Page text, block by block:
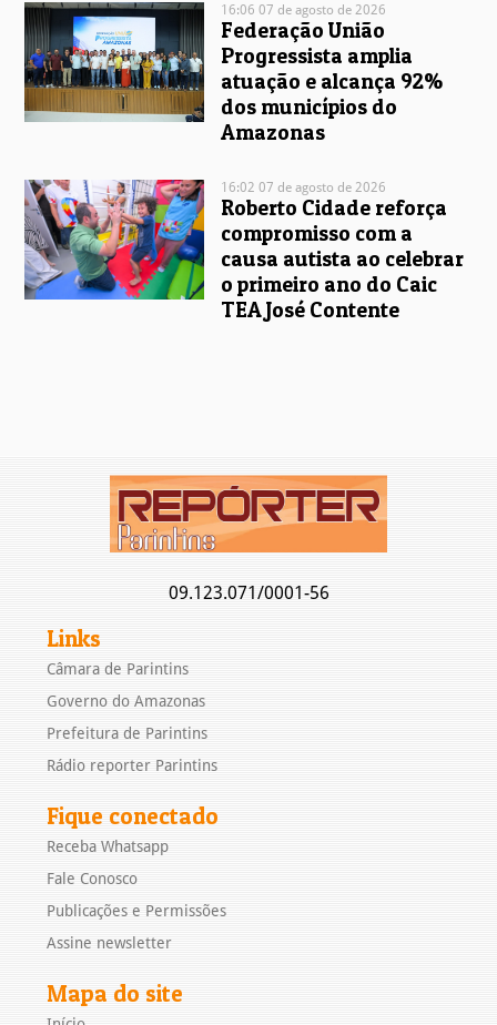
16:06 07 de agosto de 2026
Federação União
Progressista amplia
atuação e alcança 92%
dos municípios do
Amazonas
16:02 07 de agosto de 2026
Roberto Cidade reforça
compromisso com a
causa autista ao celebrar
o primeiro ano do Caic
TEA José Contente
09.123.071/0001-56
Links
Câmara de Parintins
Governo do Amazonas
Prefeitura de Parintins
Rádio reporter Parintins
Fique conectado
Receba Whatsapp
Fale Conosco
Publicações e Permissões
Assine newsletter
Mapa do site